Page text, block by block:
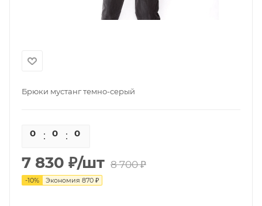
Брюки мустанг темно-серый
0 0 0
7 830 ₽/шт 8 700₽
-10% Экономия 870 ₽